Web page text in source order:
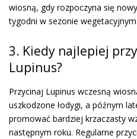
wiosną, gdy rozpoczyna się
tygodni w sezonie wegetacyjnym.
3. Kiedy najlepiej
Lupinus?
Przycinaj Lupinus wczesną
uszkodzone łodygi, a późnym
promować bardziej krzaczasty
następnym roku. Regularne